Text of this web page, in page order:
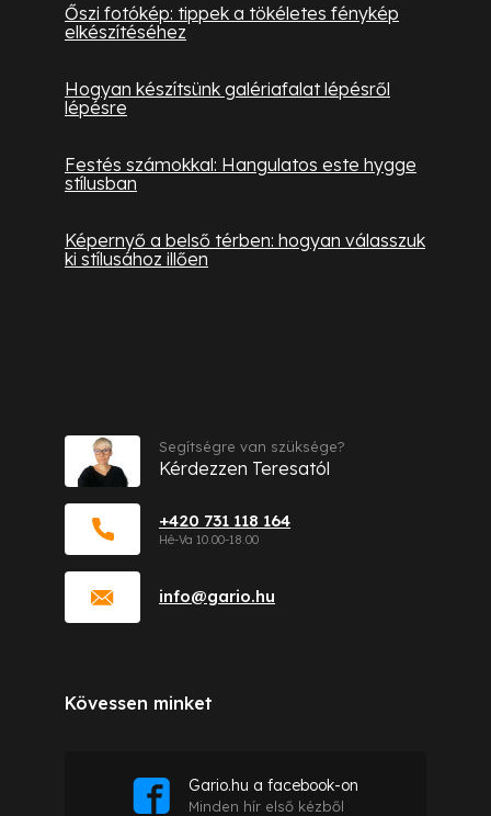
Őszi fotókép: tippek a tökéletes fénykép
elkészítéséhez
Hogyan készítsünk galériafalat lépésről
lépésre
Festés számokkal: Hangulatos este hygge
stílusban
Képernyő a belső térben: hogyan válasszuk
ki stílusához illően
info@gario.hu
+420 731 118 164
Segítségre van szüksége?
Kérdezzen Teresatól
Kövessen minket
Gario.hu a facebook-on
Minden hír első kézből